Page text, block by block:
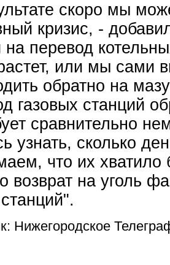
скоро мы
кризис, -
на перевод
или мы сами
обратно на
газовых станций
сравнительно
узнать, сколько
что их хватило
возврат на уголь
Нижегородское